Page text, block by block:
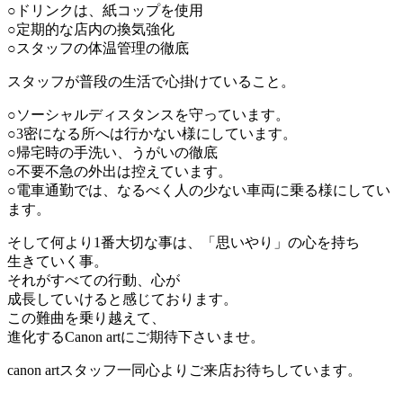
○ドリンクは、紙コップを使用
○定期的な店内の換気強化
○スタッフの体温管理の徹底
スタッフが普段の生活で心掛けていること。
○ソーシャルディスタンスを守っています。
○3密になる所へは行かない様にしています。
○帰宅時の手洗い、うがいの徹底
○不要不急の外出は控えています。
○電車通勤では、なるべく人の少ない車両に乗る様にしてい
ます。
そして何より1番大切な事は、「思いやり」の心を持ち
生きていく事。
それがすべての行動、心が
成長していけると感じております。
この難曲を乗り越えて、
進化するCanon artにご期待下さいませ。
canon artスタッフ一同心よりご来店お待ちしています。